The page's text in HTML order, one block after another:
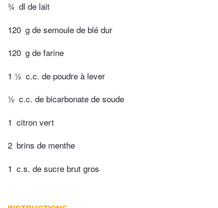
¾ dl de lait
120 g de semoule de blé dur
120 g de farine
1 ½ c.c. de poudre à lever
½ c.c. de bicarbonate de soude
1 citron vert
2 brins de menthe
1 c.s. de sucre brut gros